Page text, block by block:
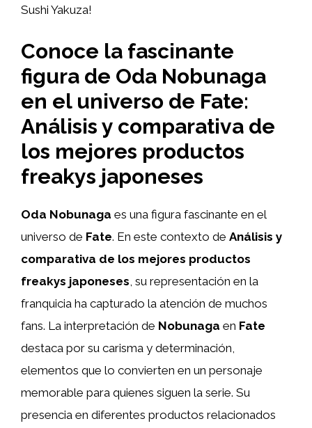
Sushi Yakuza!
Conoce la fascinante
figura de Oda Nobunaga
en el universo de Fate:
Análisis y comparativa de
los mejores productos
freakys japoneses
Oda Nobunaga es una figura fascinante en el
universo de Fate. En este contexto de Análisis y
comparativa de los mejores productos
freakys japoneses , su representación en la
franquicia ha capturado la atención de muchos
fans. La interpretación de Nobunaga en Fate
destaca por su carisma y determinación,
elementos que lo convierten en un personaje
memorable para quienes siguen la serie. Su
presencia en diferentes productos relacionados